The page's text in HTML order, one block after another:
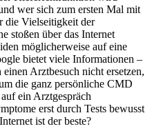
wer sich zum ersten Mal mit
die Vielseitigkeit der
stoßen über das Internet
möglicherweise auf eine
bietet viele Informationen –
Arztbesuch nicht ersetzen,
die ganz persönliche CMD
ein Arztgespräch
erst durch Tests bewusst
ist der beste?